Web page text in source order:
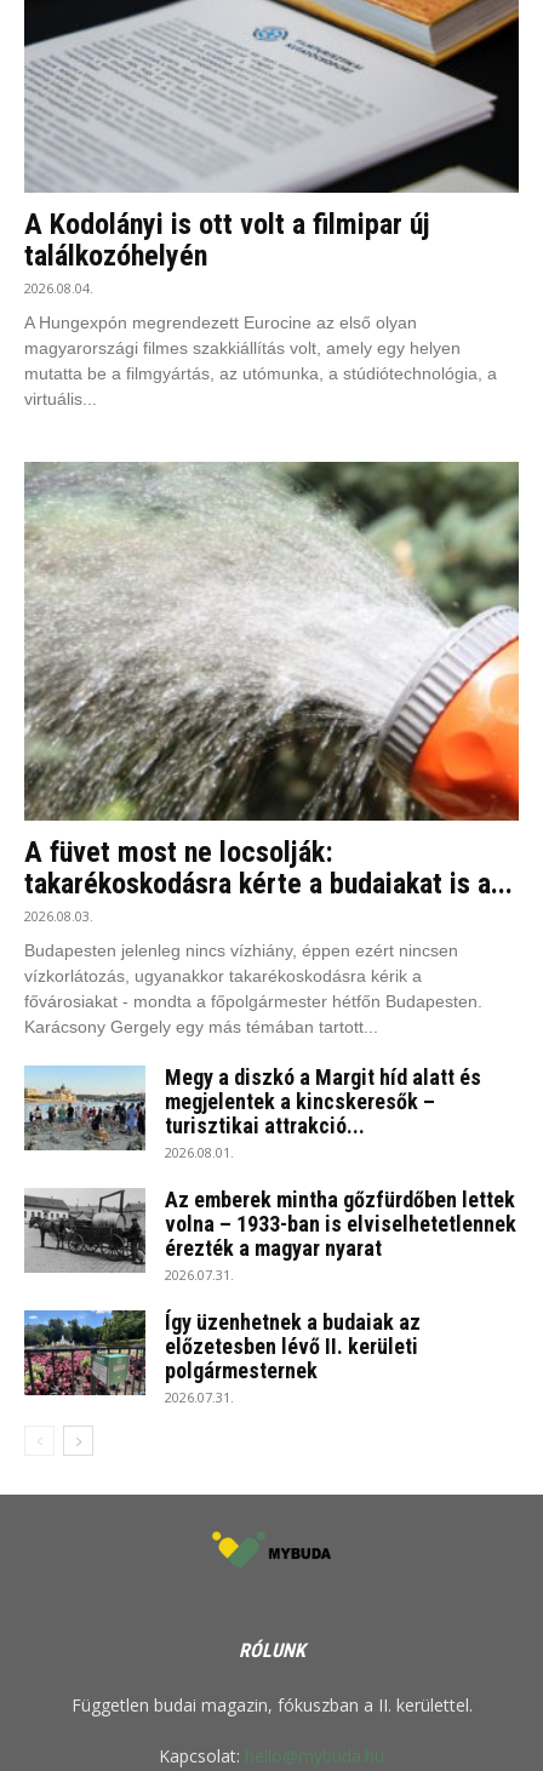
A Kodolányi is ott volt a filmipar új
találkozóhelyén
2026.08.04.
A Hungexpón megrendezett Eurocine az első olyan
magyarországi filmes szakkiállítás volt, amely egy helyen
mutatta be a filmgyártás, az utómunka, a stúdiótechnológia, a
virtuális...
A füvet most ne locsolják:
takarékoskodásra kérte a budaiakat is a...
2026.08.03.
Budapesten jelenleg nincs vízhiány, éppen ezért nincsen
vízkorlátozás, ugyanakkor takarékoskodásra kérik a
fővárosiakat - mondta a főpolgármester hétfőn Budapesten.
Karácsony Gergely egy más témában tartott...
Megy a diszkó a Margit híd alatt és
megjelentek a kincskeresők –
turisztikai attrakció...
2026.08.01.
Az emberek mintha gőzfürdőben lettek
volna – 1933-ban is elviselhetetlennek
érezték a magyar nyarat
2026.07.31.
Így üzenhetnek a budaiak az
előzetesben lévő II. kerületi
polgármesternek
2026.07.31.
RÓLUNK
Független budai magazin, fókuszban a II. kerülettel.
Kapcsolat: hello@mybuda.hu